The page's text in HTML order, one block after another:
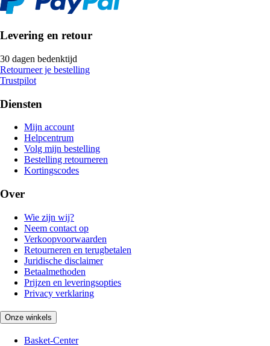
Levering en retour
30 dagen bedenktijd
Retourneer je bestelling
Trustpilot
Diensten
Mijn account
Helpcentrum
Volg mijn bestelling
Bestelling retourneren
Kortingscodes
Over
Wie zijn wij?
Neem contact op
Verkoopvoorwaarden
Retourneren en terugbetalen
Juridische disclaimer
Betaalmethoden
Prijzen en leveringsopties
Privacy verklaring
Onze winkels
Basket-Center